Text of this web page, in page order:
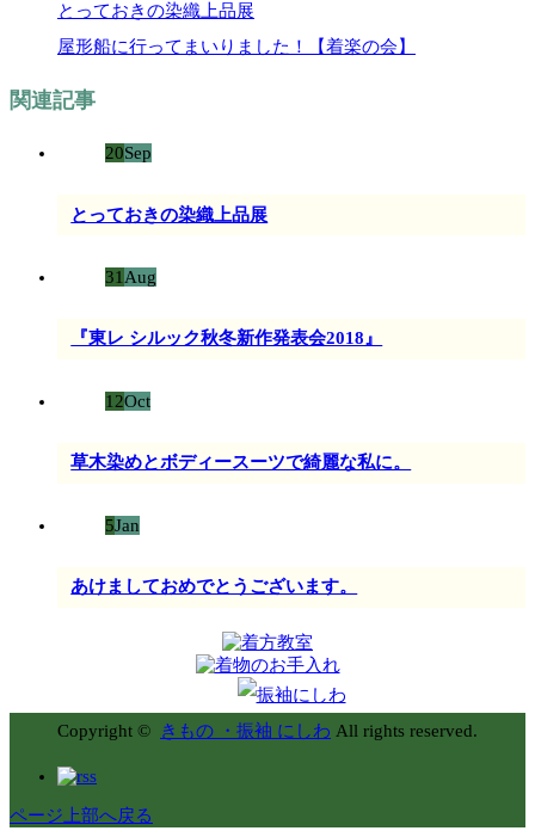
とっておきの染織上品展
屋形船に行ってまいりました！【着楽の会】
関連記事
20Sep
とっておきの染織上品展
31 Aug
『東レ シルック秋冬新作発表会2018』
12Oct
草木染めとボディースーツで綺麗な私に。
5Jan
あけましておめでとうございます。
Copyright © きもの ・振袖 にしわ All rights reserved.
ページ上部へ戻る